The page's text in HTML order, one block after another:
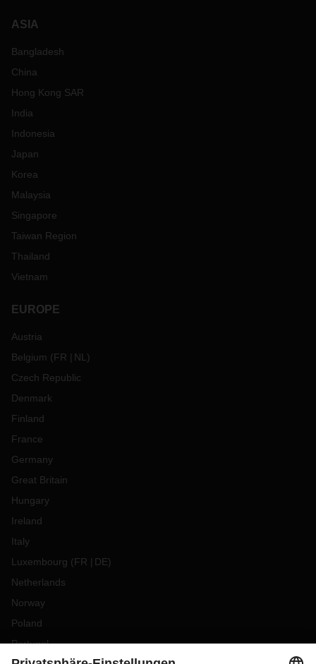
ASIA
Bangladesh
China
Hong Kong SAR
India
Indonesia
Japan
Korea
Malaysia
Singapore
Taiwan Region
Thailand
Vietnam
EUROPE
Austria
Belgium (FR NL )
Czech Republic
Denmark
Finland
France
Germany
Great Britain
Hungary
Ireland
Italy
Luxembourg (FR DE)
Netherlands
Norway
Poland
Portugal